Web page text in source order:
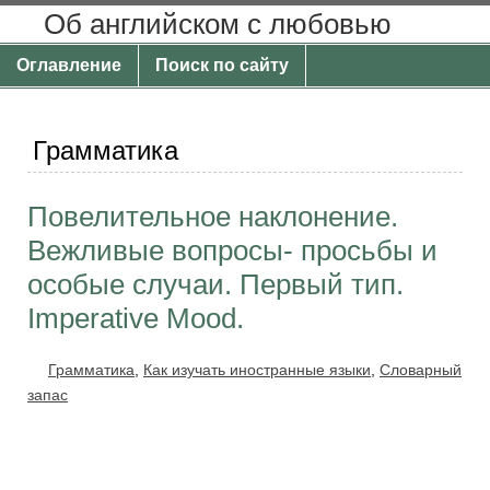
Об английском с любовью
Оглавление Поиск по сайту
Грамматика
Повелительное наклонение.
Вежливые вопросы- просьбы и
особые случаи. Первый тип.
Imperative Mood.
Грамматика Как изучать иностранные языки Словарный
запас